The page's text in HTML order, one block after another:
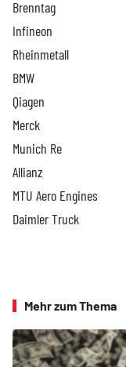
Brenntag
Infineon
Rheinmetall
BMW
Qiagen
Merck
Munich Re
Allianz
MTU Aero Engines
Daimler Truck
Mehr zum Thema